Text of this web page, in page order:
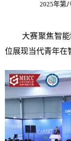
2025年第
大赛聚焦智能
位展现当代青年在